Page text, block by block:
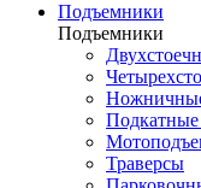
Подъемники
Подъемники
Траверсы